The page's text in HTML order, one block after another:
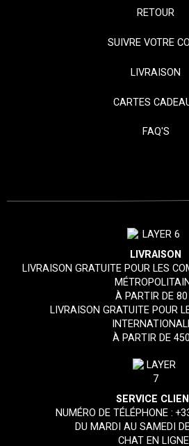
RETOUR
SUIVRE VOTRE
LIVRAISON
CARTES
FAQ'S
LIVRAISON
LIVRAISON GRATUITE POUR LES
À PARTIR DE
LIVRAISON GRATUITE POUR
À PARTIR DE
SERVICE
NUMÉRO DE TÉLÉPHONE :
DU MARDI AU SAMEDI
CHAT EN